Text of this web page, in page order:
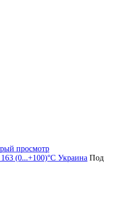
просмотр
(0...+100)°С Украина Под